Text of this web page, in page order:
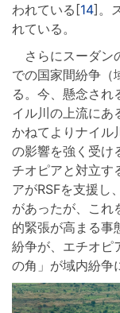
われている[14]。
れている。
さらにスーダン
での国家間紛争（
る。今、懸念され
イル川の上流にあ
かねてよりナイル
の影響を強く受け
チオピアと対立す
アがRSFを支援し
があったが、これ
的緊張が高まる事
紛争が、エチオピ
の角」が域内紛争